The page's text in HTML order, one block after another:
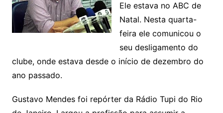
Ele estava no ABC de
Natal. Nesta quarta-
feira ele comunicou o
seu desligamento do
clube, onde estava desde o início de dezembro do
ano passado.
Gustavo Mendes foi repórter da Rádio Tupi do Rio